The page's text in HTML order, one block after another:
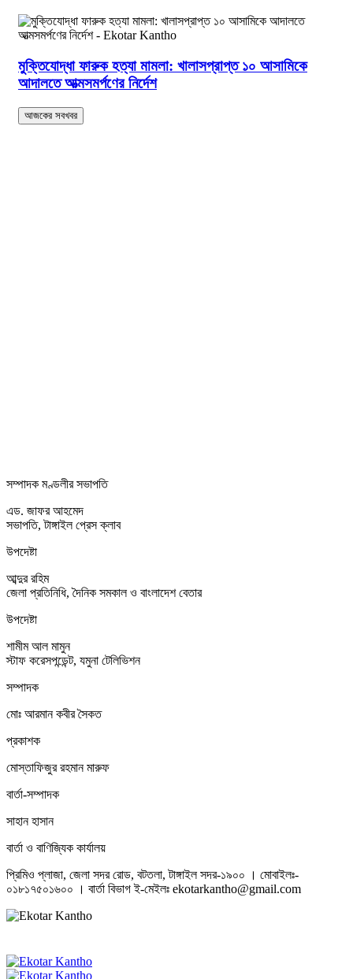
মুক্তিযোদ্ধা ফারুক হত্যা মামলা: খালাসপ্রাপ্ত ১০ আসামিকে
আদালতে আত্মসমর্পণের নির্দেশ
সম্পাদক মণ্ডলীর সভাপতি
এড. জাফর আহমেদ
সভাপতি, টাঙ্গাইল প্রেস ক্লাব
উপদেষ্টা
আব্দুর রহিম
জেলা প্রতিনিধি, দৈনিক সমকাল ও বাংলাদেশ বেতার
উপদেষ্টা
শামীম আল মামুন
স্টাফ করেসপন্ডেন্ট, যমুনা টেলিভিশন
সম্পাদক
মোঃ আরমান কবীর সৈকত
প্রকাশক
মোস্তাফিজুর রহমান মারুফ
বার্তা-সম্পাদক
সাহান হাসান
বার্তা ও বাণিজ্যিক কার্যালয়
প্রিমিও প্লাজা, জেলা সদর রোড, বটতলা, টাঙ্গাইল সদর-১৯০০ । মোবাইলঃ-
০১৮১৭৫০১৬০০ । বার্তা বিভাগ ই-মেইলঃ ekotarkantho@gmail.com